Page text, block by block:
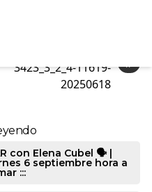
20250618
»
3423_3_2_4-11619-
20250618
con Elena Cubel 🗣️ |
6 septiembre hora a
:::